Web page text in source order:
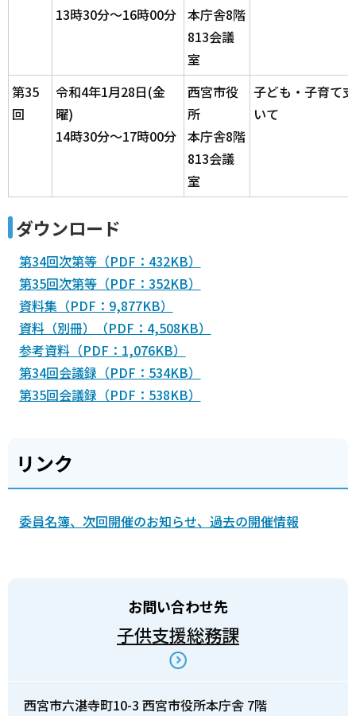
13時30分～16時00分 本庁舎8階
813会議
室
第35
回
令和4年1月28日(金
曜)
14時30分～17時00分
西宮市役
所
本庁舎8階
813会議
室
子ども・子育て
いて
ダウンロード
第34回次第等（PDF：432KB）
第35回次第等（PDF：352KB）
資料集（PDF：9,877KB）
資料（別冊）（PDF：4,508KB）
参考資料（PDF：1,076KB）
第34回会議録（PDF：534KB）
第35回会議録（PDF：538KB）
リンク
委員名簿、次回開催のお知らせ、過去の開催情報
お問い合わせ先
子供支援総務課
西宮市六湛寺町10-3 西宮市役所本庁舎 7階